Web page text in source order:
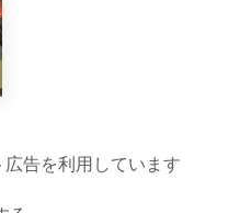
告を利用しています